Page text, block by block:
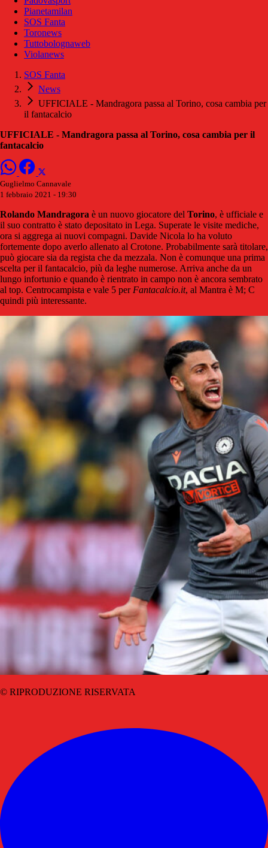
Pianetamilan
SOS Fanta
Toronews
Tuttobolognaweb
Violanews
SOS Fanta
News
UFFICIALE - Mandragora passa al Torino, cosa cambia per
il fantacalcio
UFFICIALE - Mandragora passa al Torino, cosa cambia per il
fantacalcio
Guglielmo Cannavale
1 febbraio 2021 - 19:30
Rolando Mandragora è un nuovo giocatore del Torino, è ufficiale e
il suo contratto è stato depositato in Lega. Superate le visite mediche,
ora si aggrega ai nuovi compagni. Davide Nicola lo ha voluto
fortemente dopo averlo allenato al Crotone. Probabilmente sarà titolare,
può giocare sia da regista che da mezzala. Non è comunque una prima
scelta per il fantacalcio, più da leghe numerose. Arriva anche da un
lungo infortunio e quando è rientrato in campo non è ancora sembrato
al top. Centrocampista e vale 5 per Fantacalcio.it, al Mantra è M; C
quindi più interessante.
© RIPRODUZIONE RISERVATA